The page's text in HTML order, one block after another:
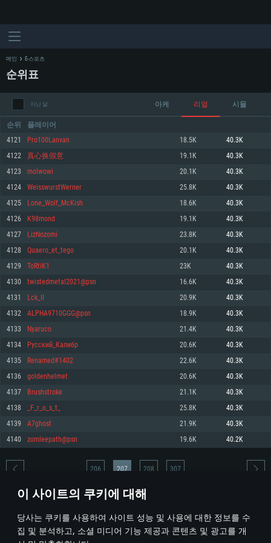
이 사이트의 쿠키에 대해
당사는 쿠키를 사용하여 사이트 성능 및 사용에 대한 정보를 수
집 및 분석하고, 소셜 미디어 기능 제공과 콘텐츠 및 광고를 개
최소사양
운영체제: Windows 10 (64 bit)
프로세서: 2.2 GHz 듀얼코어 이상
메모리: 4GB
그래픽 카드: DirectX 11 이상을 지원하는 AMD Radeon 77XX / NVIDIA
GeForce GT 660. 최소 사양 해상도: 720p
네트워크: 브로드밴드 인터넷
여유 저장 공간: 22.1 GB (최소 클라이언트)
권장 사양
570 혹은 그 이상
여유 저장 공간: 62.2 GB (전체 클라이언트)
최소사양
운영체제: Mac OS Big Sur 11.0
프로세서: 최소 2.2 GHz의 Core i5 (Intel Xeon 은 지원하지 않습니다)
메모리: 6 GB
그래픽 카드: Metal 을 지원하는 Intel Iris Pro 5200 (Mac), 혹은 이와 비슷한 성
능을 가지는 Mac 버전의 AMD/Nvidia. 최소 해상도: 720p
네트워크: 브로드밴드 인터넷
여유 저장 공간: 22.1 GB (최소 클라이언트)
권장 사양
네트워크: 브로드밴드 인터넷
여유 저장 공간: 62.2 GB (전체 클라이언트)
최소사양
운영체제: 64bit Linux 중 최신 버전
프로세서: 2.4 GHz 듀얼코어
메모리: 4 GB
그래픽 카드: Vulkan 을 지원하고, 최신 그래픽 드라이버를 지원하는 NVIDIA
660 (6개월 미만) 혹은 그와 동급의 성능을 가지며 최신 그래픽 드라이버를 지
원하는 AMD (6개월 미만; 최소사양 지원 해상도 720p)
네트워크: 브로드밴드 인터넷
여유 저장 공간: 22.1 GB (최소 클라이언트)
권장 사양
운영체제: Ubuntu 20.04 64bit
프로세서: Intel Core i7
메모리: 16 GB
그래픽 카드: Vulkan 을 지원하고, 최신 그래픽 드라이버를 지원하는 NVIDIA
1060 (6개월 미만) 혹은 그와 동급의 성능을 가지며 최신 그래픽 드라이버를
지원하는 AMD RX 570 (6개월 미만; 최소사양 지원 해상도 720p) 이상
여유 저장 공간: 62.2 GB (전체 클라이언트)
메인 E-스포츠
순위표
지난 달 아케 리얼 시뮬
순위 플레이어
4121 Pro100Lanvan 18.5K 40.3K
4122 真心换假意 19.1K 40.3K
4123 molwowi 20.1K 40.3K
4124 WeisswurstWerner 25.8K 40.3K
4125 Lone_Wolf_McKish 18.6K 40.3K
4126 K98mond 19.1K 40.3K
4127 LizNozomi 23.8K 40.3K
4128 Quaero_et_tego 20.1K 40.3K
4129 ToRtiK1 23K 40.3K
4130 twistedmetal2021@psn 16.6K 40.3K
4131 Lck_II 20.9K 40.3K
4132 ALPHA9710GGG@psn 18.9K 40.3K
4133 Nyaruco 21.4K 40.3K
4134 Русский_Калибр 20.6K 40.3K
4135 Renamed#1402 22.6K 40.3K
4136 goldenhelmet 20.6K 40.3K
4137 Brushstroke 21.1K 40.3K
4138 _F_r_o_s_t_ 25.8K 40.3K
4139 A7ghost 21.9K 40.3K
4140 zomleepath@psn 19.6K 40.2K
* 순위표는 매일 1회 갱신됩니다
206 207 208 307